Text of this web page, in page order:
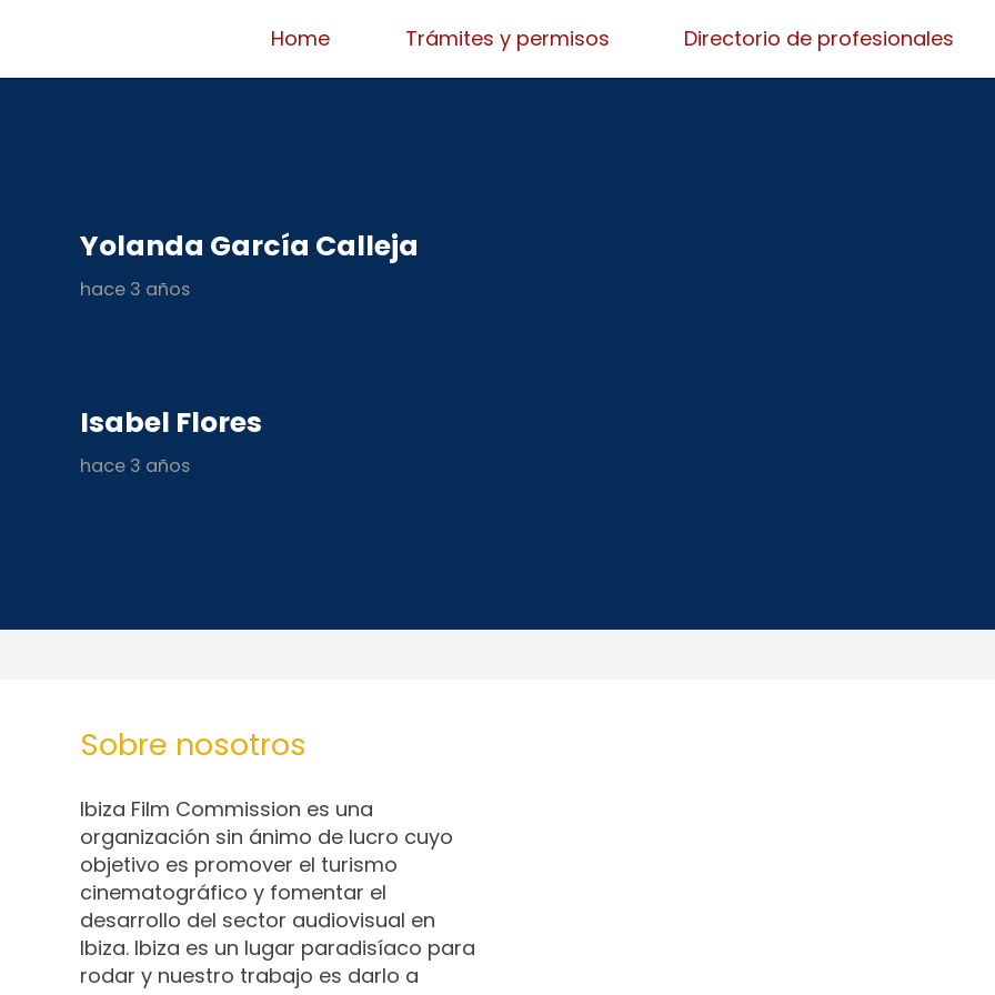
Home Trámites y permisos Directorio de profesionales
Yolanda García Calleja
hace 3 años
Isabel Flores
hace 3 años
Sobre nosotros
Ibiza Film Commission es una
organización sin ánimo de lucro cuyo
objetivo es promover el turismo
cinematográfico y fomentar el
desarrollo del sector audiovisual en
Ibiza. Ibiza es un lugar paradisíaco para
rodar y nuestro trabajo es darlo a